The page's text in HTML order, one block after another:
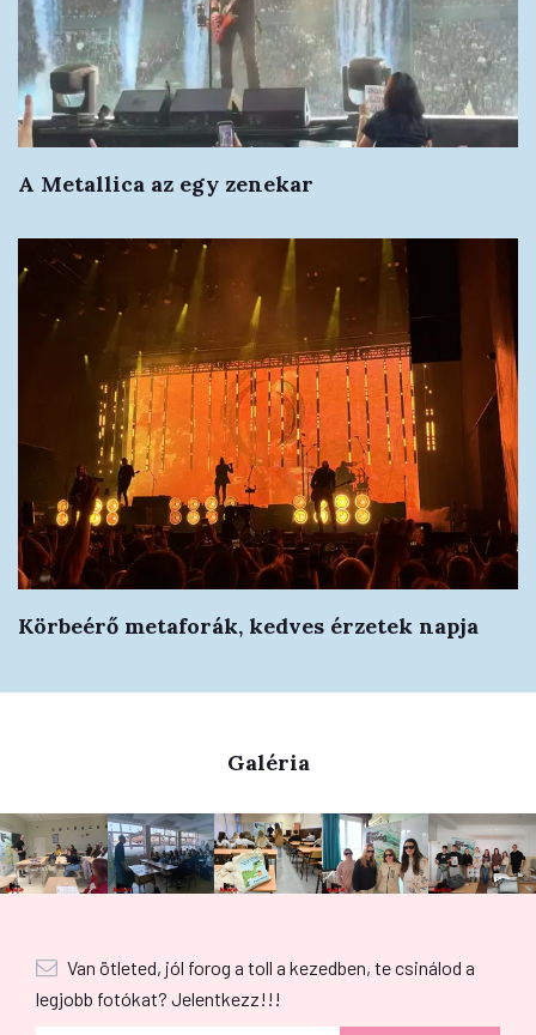
A Metallica az egy zenekar
Körbeérő metaforák, kedves érzetek napja
Galéria
Van ötleted, jól forog a toll a kezedben, te csinálod a
legjobb fotókat? Jelentkezz!!!